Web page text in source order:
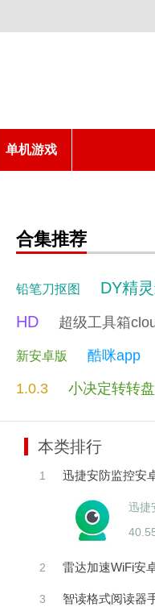
单机游戏
合集推荐
铅笔刀抠图 DY精
HD
超级工具箱
新安卓版 酷咪app
1.0.3 小决定转转盘
搜索
本类排行
1 迅捷安防监控安
迅捷
2 雷达加速WiFi安
3 智读格式阅读器